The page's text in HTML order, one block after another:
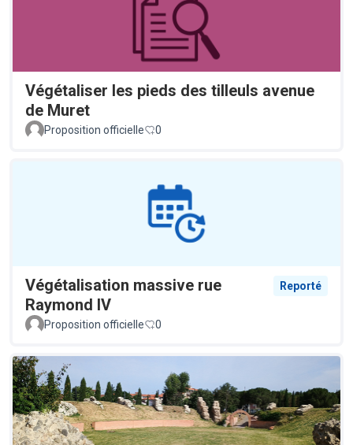
Végétaliser les pieds des tilleuls avenue
de Muret
Proposition officielle 0
Végétalisation massive rue
Raymond IV
Reporté
Proposition officielle 0